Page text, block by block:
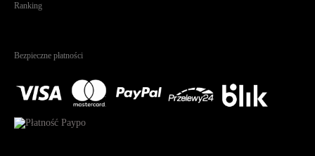
Ranking
Bezpieczne płatności